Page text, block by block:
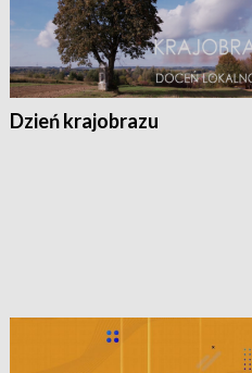
Dzień krajobrazu